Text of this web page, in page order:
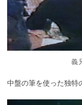
義
中盤の筆を使った独特